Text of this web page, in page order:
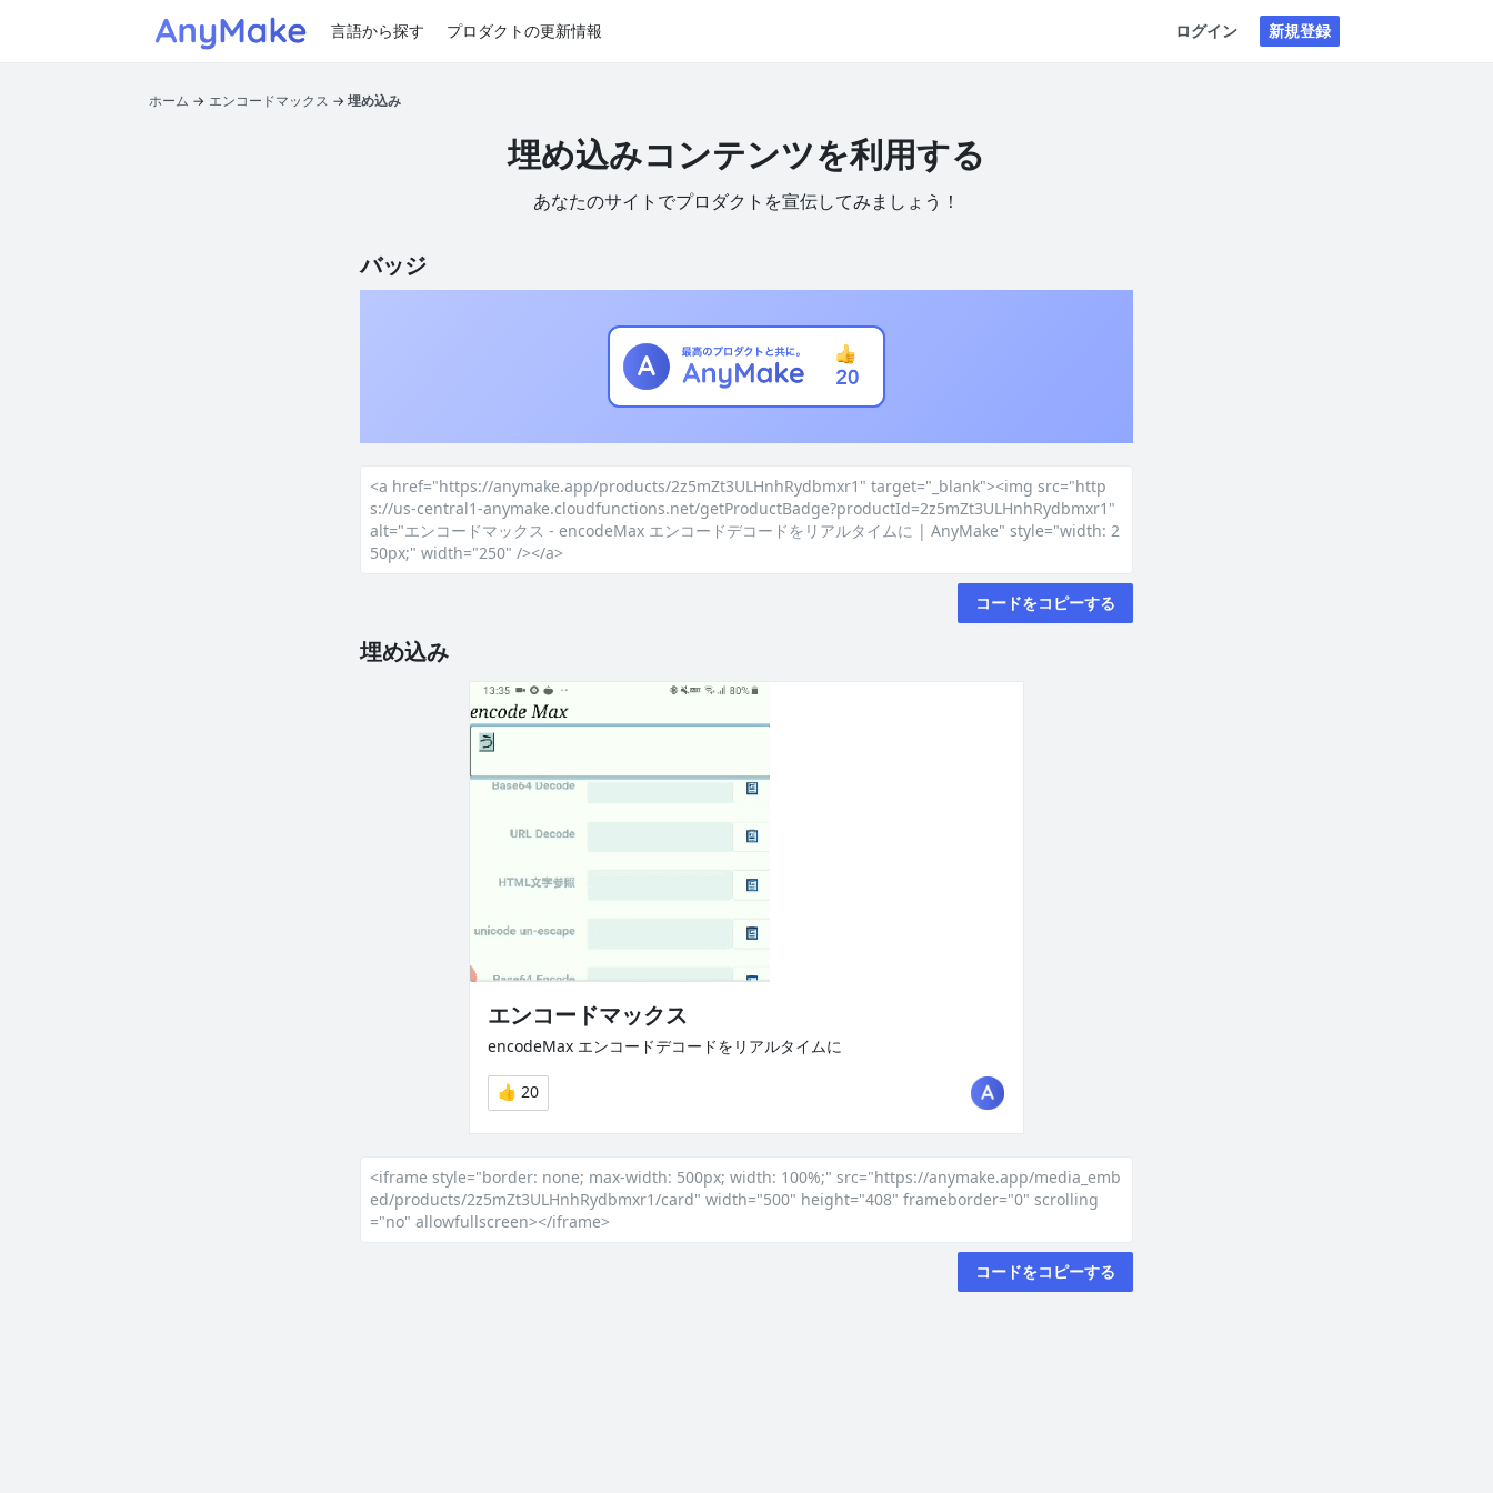
言語から探す プロダクトの更新情報 ログイン 新規登録
ホーム エンコードマックス 埋め込み
埋め込みコンテンツを利用する
あなたのサイトでプロダクトを宣伝してみましょう！
バッジ
<a href="https://anymake.app/products/2z5mZt3ULHnhRydbmxr1" target="_blank"><img src="http
s://us-central1-anymake.cloudfunctions.net/getProductBadge?productId=2z5mZt3ULHnhRydbmxr1"
alt="エンコードマックス - encodeMax エンコードデコードをリアルタイムに | AnyMake" style="width: 2
50px;" width="250" /></a>
コードをコピーする
埋め込み
<iframe style="border: none; max-width: 500px; width: 100%;" src="https://anymake.app/media_emb
ed/products/2z5mZt3ULHnhRydbmxr1/card" width="500" height="408" frameborder="0" scrolling
="no" allowfullscreen></iframe>
コードをコピーする